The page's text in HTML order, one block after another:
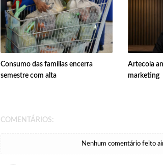
Consumo das famílias encerra
semestre com alta
Artecola
marketing
COMENTÁRIOS:
Nenhum comentário feito